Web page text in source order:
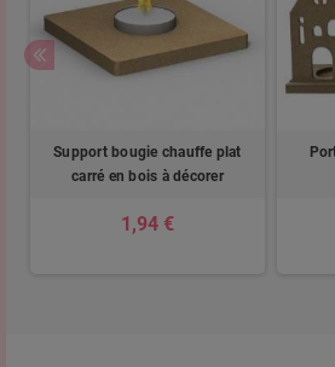
Support bougie chauffe plat
carré en bois à décorer
1,94 €